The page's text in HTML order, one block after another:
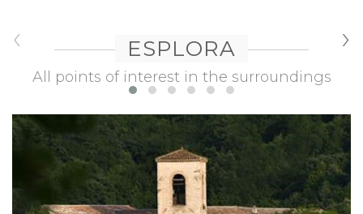
ESPLORA
All points of interest in the surroundings
‹ ›